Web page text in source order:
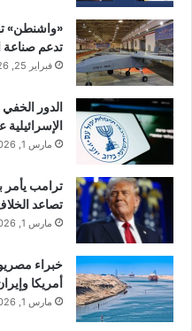
«واشنطن»
تدعم صناعة
فبراير 25, 2026
الدور
الإسرائيلية
مارس 1, 2026
ترامب يأمر
تصاعد
مارس 1, 2026
خبراء
أمريكا
مارس 1, 2026